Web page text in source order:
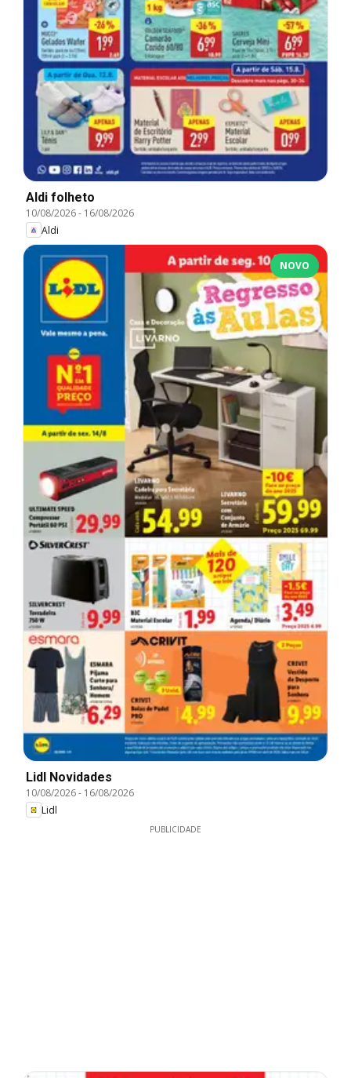
Aldi folheto
10/08/2026- 16/08/2026
Aldi
NOVO
Lidl Novidades
10/08/2026- 16/08/2026
Lidl
PUBLICIDADE